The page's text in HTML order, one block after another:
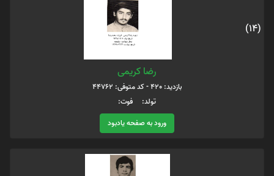
(14)
رضا کریمی
بازدید: 420 - کد متوفی: 44762
تولد: فوت:
ورود به صفحه یادبود